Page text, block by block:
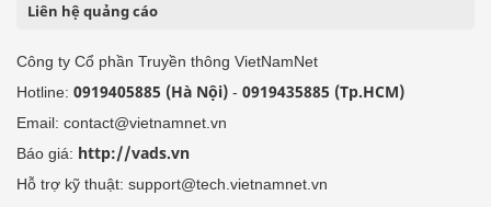
Liên hệ quảng cáo
Công ty Cổ phần Truyền thông VietNamNet
Hotline: 0919405885 (Hà Nội) - 0919435885 (Tp.HCM)
Email: contact@vietnamnet.vn
Báo giá: http://vads.vn
Hỗ trợ kỹ thuật: support@tech.vietnamnet.vn